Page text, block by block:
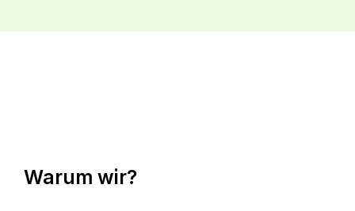
Warum wir?